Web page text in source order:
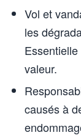
Vol et
les
valeur.
causés à